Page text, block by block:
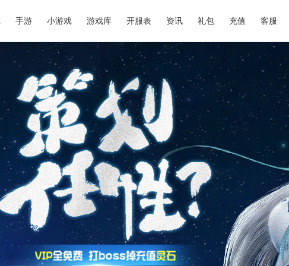
手游 小游戏 游戏库 开服表 资讯 礼包 充值 客服